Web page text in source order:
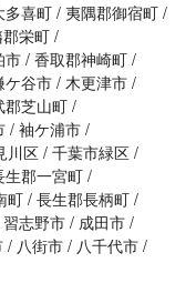
多喜町 夷隅郡御宿町
栄町
市 香取郡神崎町
ケ谷市 木更津市
郡芝山町
袖ケ浦市
川区 千葉市緑区
生郡一宮町
町 長生郡長柄町
習志野市
成田市
八街市
八千代市